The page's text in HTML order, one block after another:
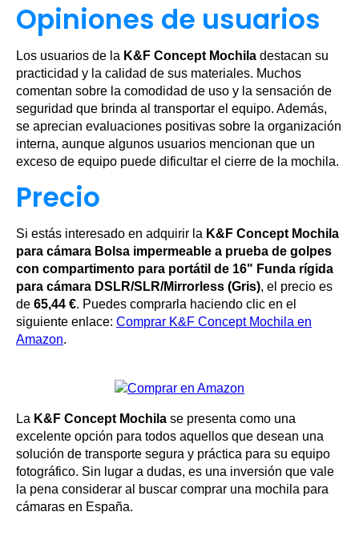
Opiniones de usuarios
Los usuarios de la K&F Concept Mochila destacan su
practicidad y la calidad de sus materiales. Muchos
comentan sobre la comodidad de uso y la sensación de
seguridad que brinda al transportar el equipo. Además,
se aprecian evaluaciones positivas sobre la organización
interna, aunque algunos usuarios mencionan que un
exceso de equipo puede dificultar el cierre de la mochila.
Precio
Si estás interesado en adquirir la K&F Concept Mochila
para cámara Bolsa impermeable a prueba de golpes
con compartimento para portátil de 16" Funda rígida
para cámara DSLR/SLR/Mirrorless (Gris), el precio es
de 65,44 €. Puedes comprarla haciendo clic en el
siguiente enlace: Comprar K&F Concept Mochila en
Amazon.
La K&F Concept Mochila se presenta como una
excelente opción para todos aquellos que desean una
solución de transporte segura y práctica para su equipo
fotográfico. Sin lugar a dudas, es una inversión que vale
la pena considerar al buscar comprar una mochila para
cámaras en España.